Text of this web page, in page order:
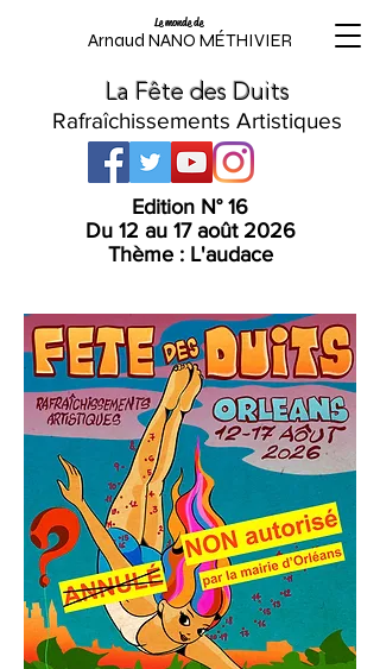
Arnaud NANO MÉTHIVIER
Le monde de
La Fête des Duits
Rafraîchissements Artistiques
Edition N° 16
Du 12 au 17 août 2026
Thème : L'audace